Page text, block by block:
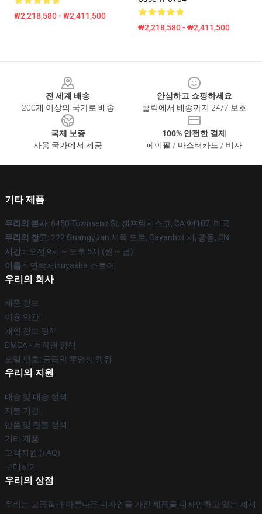
₩2,218,580 - ₩2,411,500
₩2,218,580 - ₩2,411,500
전 세계 배송
200개 이상의 국가로 배송
안심하고 쇼핑하세요
클릭에서 배송까지 24/7 보호
국제 보증
사용 국가에서 제공
100% 안전한 결제
페이팔 / 마스터카드 / 비자
기타 제품
우리의 본사: 6450 Townsend St, 샌프란시스코, CA 94107, 미국
우리의 창고: 222 Guangyuan 서쪽 도로, Bayanhot 시, 광동, CN
시간 :: 오전 9시 ~ 오후 5시 (월 ~ 금)
이름 *: 연락처inuyasha.스토어
우리의 회사
제품 정보
이용 약관
개인 정보 정책
DMCA - 저작권 정책
모델 번호: 공급망 투명성 행위
우리의 지원
배송 및 배송 정책
지불 기간
반품 및 환불 정책
기타 제품
고객지원 (FAQ)
구매하기
우리의 상점
우리는 고품질과 아름다운 디자인을 가진 제품을 디자인하고 있는 세계